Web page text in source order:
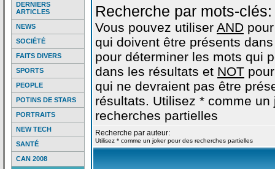
DERNIERS
ARTICLES
NEWS
SOCIÉTÉ
FAITS DIVERS
SPORTS
PEOPLE
POTINS DE STARS
PORTRAITS
NEW TECH
SANTÉ
CAN 2008
Recherche par mots-clés:
Vous pouvez utiliser AND
qui doivent être présents
pour déterminer les mots qui
dans les résultats et NOT
qui ne devraient pas être
résultats. Utilisez * comme un
recherches partielles
Recherche par auteur:
Utilisez * comme un joker pour des recherches partielles